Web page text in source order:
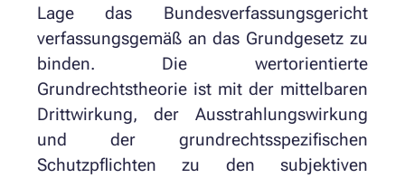
Lage das Bundesverfassungsgericht
verfassungsgemäß an das Grundgesetz zu
binden. Die wertorientierte
Grundrechtstheorie ist mit der mittelbaren
Drittwirkung, der Ausstrahlungswirkung
und der grundrechtsspezifischen
Schutzpflichten zu den subjektiven